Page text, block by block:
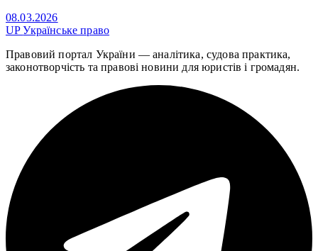
08.03.2026
UPУкраїнське право
Правовий портал України — аналітика, судова практика,
законотворчість та правові новини для юристів і громадян.